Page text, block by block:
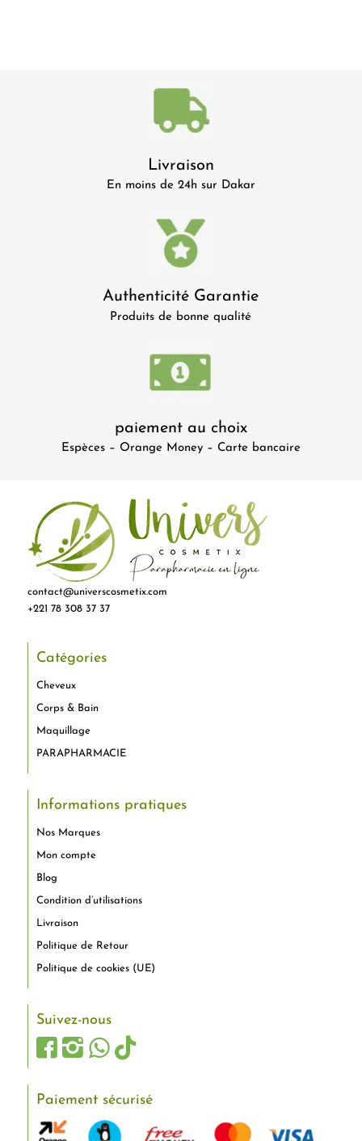
Livraison
En moins de 24h sur Dakar
Authenticité Garantie
Produits de bonne qualité
paiement au choix
Espèces – Orange Money – Carte bancaire
contact@universcosmetix.com
+221 78 308 37 37
Catégories
Cheveux
Corps & Bain
Maquillage
PARAPHARMACIE
Informations pratiques
Nos Marques
Mon compte
Blog
Condition d’utilisations
Livraison
Politique de Retour
Politique de cookies (UE)
Suivez-nous
Paiement sécurisé